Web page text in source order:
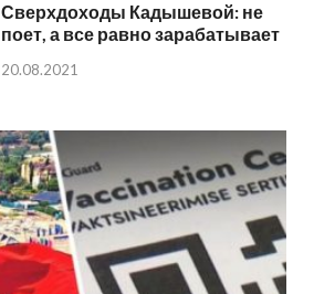
Сверхдоходы Кадышевой: не
поет, а все равно зарабатывает
20.08.2021